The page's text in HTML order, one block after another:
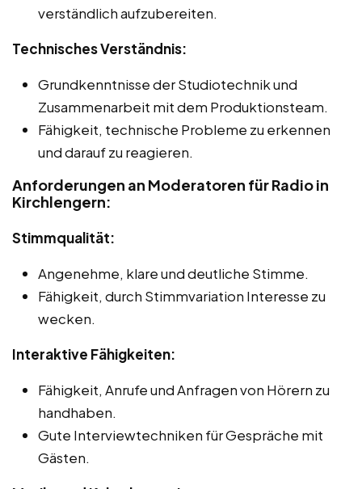
verständlich aufzubereiten.
Technisches Verständnis:
Grundkenntnisse der Studiotechnik und
Zusammenarbeit mit dem Produktionsteam.
Fähigkeit, technische Probleme zu erkennen
und darauf zu reagieren.
Anforderungen an Moderatoren für Radio in
Kirchlengern:
Stimmqualität:
Angenehme, klare und deutliche Stimme.
Fähigkeit, durch Stimmvariation Interesse zu
wecken.
Interaktive Fähigkeiten:
Fähigkeit, Anrufe und Anfragen von Hörern zu
handhaben.
Gute Interviewtechniken für Gespräche mit
Gästen.